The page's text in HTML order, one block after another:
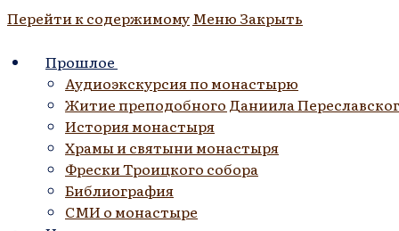
Перейти к содержимомуМеню Закрыть
Прошлое
Аудиоэкскурсия по монастырю
Житие преподобного Даниила
История монастыря
Храмы и святыни монастыря
Фрески Троицкого собора
Библиография
СМИ о монастыре